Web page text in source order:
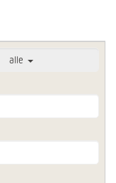
alle